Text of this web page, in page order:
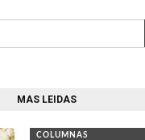
MAS LEIDAS
COLUMNAS